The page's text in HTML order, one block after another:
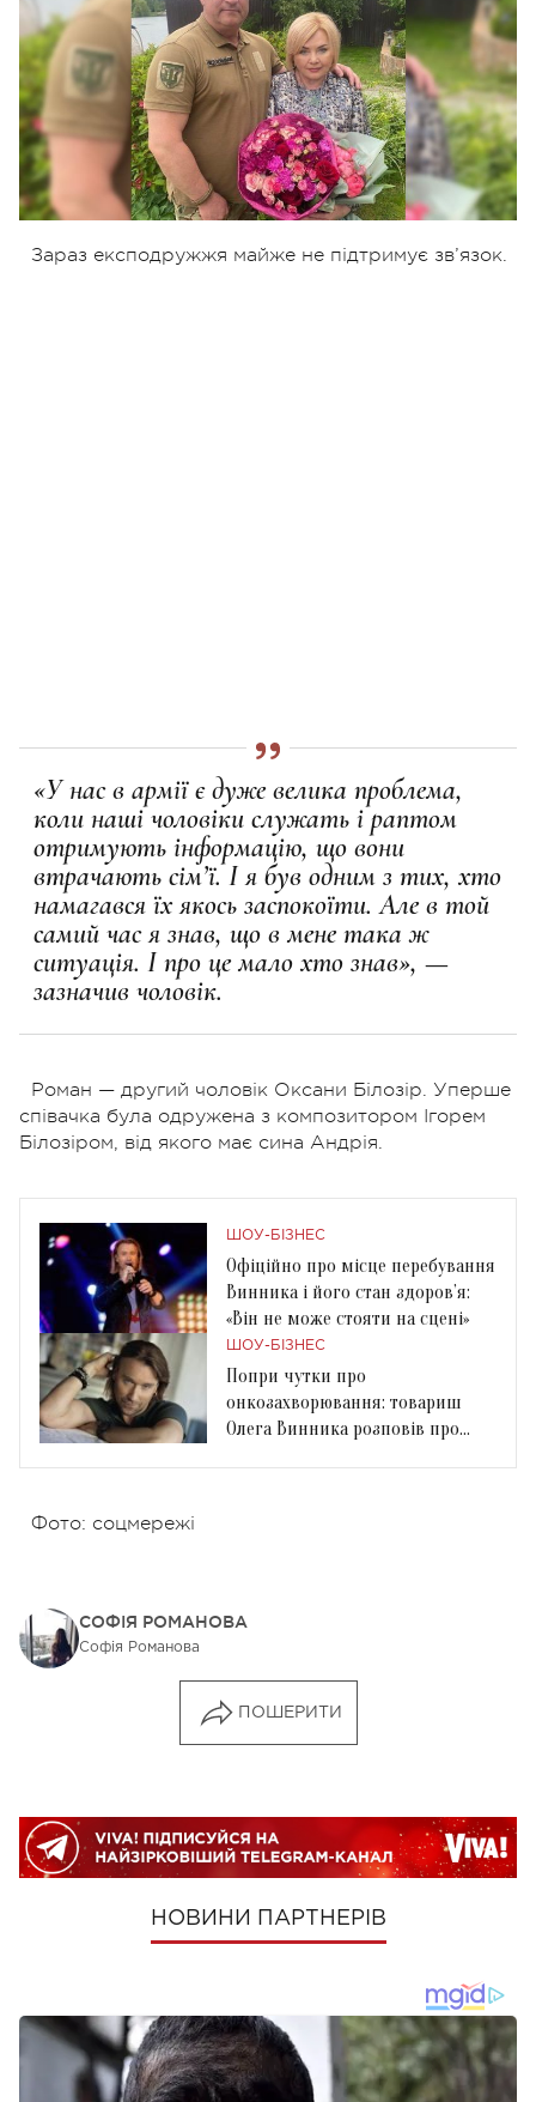
Зараз експодружжя майже не підтримує зв’язок.
«У нас в армії є дуже велика проблема,
коли наші чоловіки служать і раптом
отримують інформацію, що вони
втрачають сім’ї. І я був одним з тих, хто
намагався їх якось заспокоїти. Але в той
самий час я знав, що в мене така ж
ситуація. І про це мало хто знав», —
зазначив чоловік.
Роман — другий чоловік Оксани Білозір. Уперше
співачка була одружена з композитором Ігорем
Білозіром, від якого має сина Андрія.
ШОУ-БІЗНЕС
Офіційно про місце перебування
Винника і його стан здоров’я:
«Він не може стояти на сцені»
ШОУ-БІЗНЕС
Попри чутки про
онкозахворювання: товариш
Олега Винника розповів про
Фото: соцмережі
СОФІЯ РОМАНОВА
Софія Романова
ПОШЕРИТИ
НОВИНИ ПАРТНЕРІВ